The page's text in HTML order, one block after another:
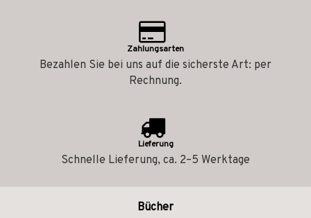
Zahlungsarten
Bezahlen Sie bei uns auf die sicherste Art: per
Rechnung.
Lieferung
Schnelle Lieferung, ca. 2–5 Werktage
Bücher